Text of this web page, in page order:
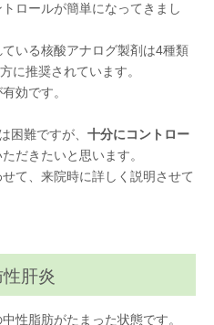
ロールが簡単になってきまし
いる核酸アナログ製剤は4種類
に推奨されています。
効です。
困難ですが、 十分にコントロー
だきたいと思います。
て、来院時に詳しく説明させて
肝炎
性脂肪がたまった状態です。